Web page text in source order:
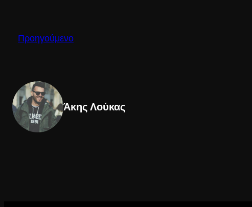
Προηγούμενο
Άκης Λούκας